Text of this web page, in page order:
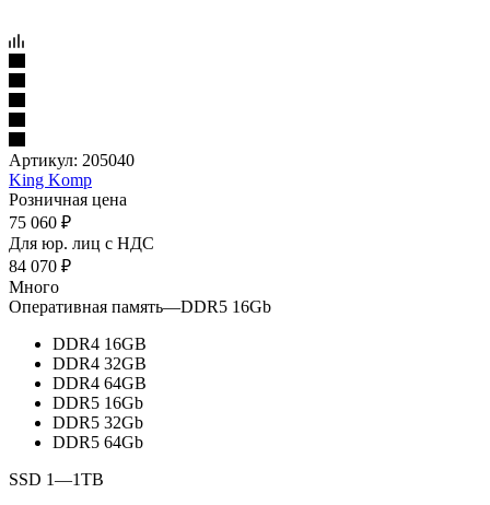
Артикул: 205040
King Komp
Розничная цена
75 060 ₽
Для юр. лиц c НДС
84 070 ₽
Много
Оперативная память—DDR5 16Gb
DDR4 16GB
DDR4 32GB
DDR4 64GB
DDR5 16Gb
DDR5 32Gb
DDR5 64Gb
SSD 1—1TB